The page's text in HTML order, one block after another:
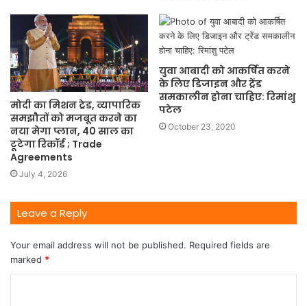
मोदी का मिशन ट्रेड, व्यापारिक
समझौतों को मजबूत करने का
नया मेगा प्लान, 40 साल का
टूटेगा रिकॉर्ड ; Trade
Agreements
July 4, 2026
युवा आबादी को आकर्षित करने
के लिए डिजाइन और ट्रेंड
समकालीन होना चाहिए: रिमांशु
पटेल
October 23, 2020
Leave a Reply
Your email address will not be published. Required fields are
marked *